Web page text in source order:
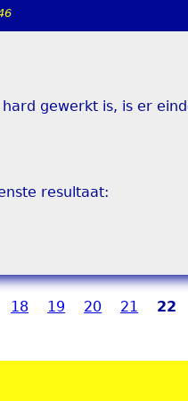
gewerkt is, is er
resultaat:
18 19 20 21 22